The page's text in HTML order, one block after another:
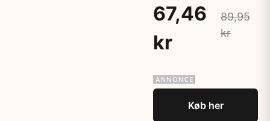
67,46
kr
89,95
kr
Køb her